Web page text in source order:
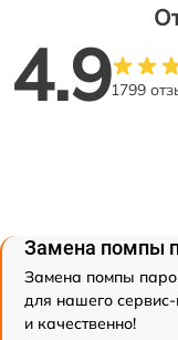
4.91799
Замена помпы
Замена помпы
для нашего
и качественно!